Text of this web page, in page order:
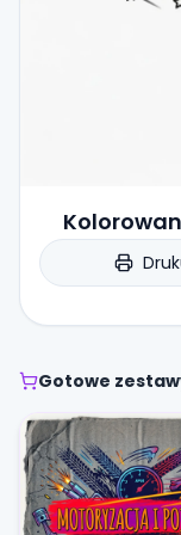
Gotowe